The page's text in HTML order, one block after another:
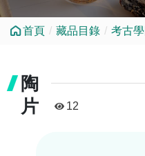
首頁 藏品目錄 考古
陶
片
12